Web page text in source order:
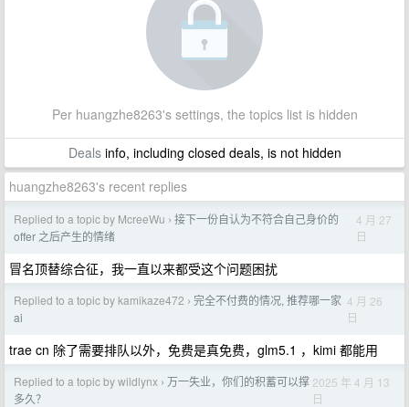
Per huangzhe8263's settings, the topics list is hidden
Dealsinfo, including closed deals, is not hidden
huangzhe8263's recent replies
Replied to a topic by McreeWu › 接下一份自认为不符合自己身价的
offer 之后产生的情绪
4 月 27
日
冒名顶替综合征，我一直以来都受这个问题困扰
Replied to a topic by kamikaze472 › 完全不付费的情况, 推荐哪一家
ai
4 月 26
日
trae cn 除了需要排队以外，免费是真免费，glm5.1 ，kimi 都能用
Replied to a topic by wildlynx › 万一失业，你们的积蓄可以撑
多久？
2025 年 4 月 13
日